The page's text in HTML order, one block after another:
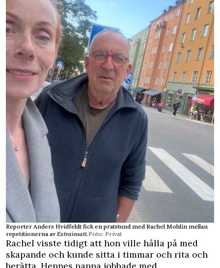
Reporter Anders Hvidfeldt fick en pratstund med Rachel Mohlin mellan
repetitionerna av Extrainsatt.Foto: Privat
Rachel visste tidigt att hon ville hålla på med
skapande och kunde sitta i timmar och rita och